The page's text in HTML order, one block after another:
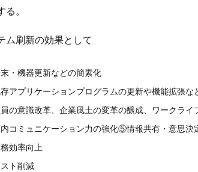
る。
ム刷新の効果として
・機器更新などの簡素化
アプリケーションプログラムの更新や機能拡張な
の意識改革、企業風土の変革の醸成、ワークライ
コミュニケーション力の強化⑤情報共有・意思決
効率向上
ト削減